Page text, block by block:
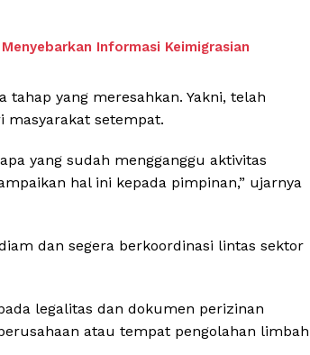
Informasi Keimigrasian
yang meresahkan. Yakni, telah
masyarakat setempat.
yang sudah mengganggu aktivitas
hal ini kepada pimpinan,” ujarnya
dan segera berkoordinasi lintas sektor
legalitas dan dokumen perizinan
atau tempat pengolahan limbah